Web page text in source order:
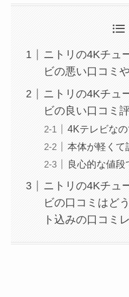
ニトリの4Kチュ
ビの悪い口コミ
ニトリの4Kチュ
ビの良い口コミ
4Kテレビな
本体が軽くて
良心的な値段
ニトリの4Kチュ
ビの口コミはど
ト込みの口コミ